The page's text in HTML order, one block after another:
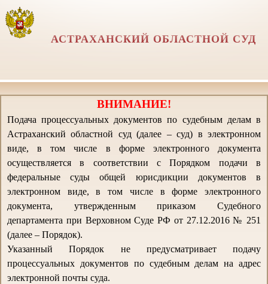
АСТРАХАНСКИЙ ОБЛАСТНОЙ СУД
ВНИМАНИЕ!
Подача процессуальных документов по судебным делам в
Астраханский областной суд (далее – суд) в электронном
виде, в том числе в форме электронного документа
осуществляется в соответствии с Порядком подачи в
федеральные суды общей юрисдикции документов в
электронном виде, в том числе в форме электронного
документа, утвержденным приказом Судебного
департамента при Верховном Суде РФ от 27.12.2016 № 251
(далее – Порядок).
Указанный Порядок не предусматривает подачу
процессуальных документов по судебным делам на адрес
электронной почты суда.